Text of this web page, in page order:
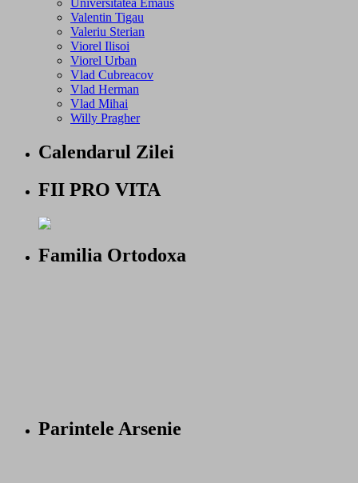
Valentin Tigau
Valeriu Sterian
Viorel Ilisoi
Viorel Urban
Vlad Cubreacov
Vlad Herman
Vlad Mihai
Willy Pragher
Calendarul Zilei
FII PRO VITA
Familia Ortodoxa
Parintele Arsenie